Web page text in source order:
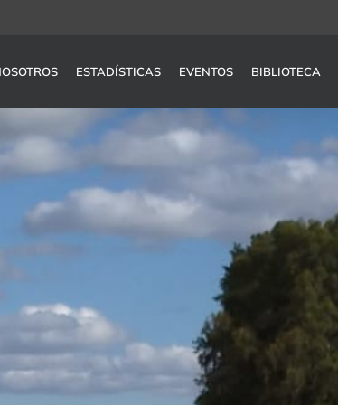
ESTADÍSTICAS EVENTOS BIBLIOTECA